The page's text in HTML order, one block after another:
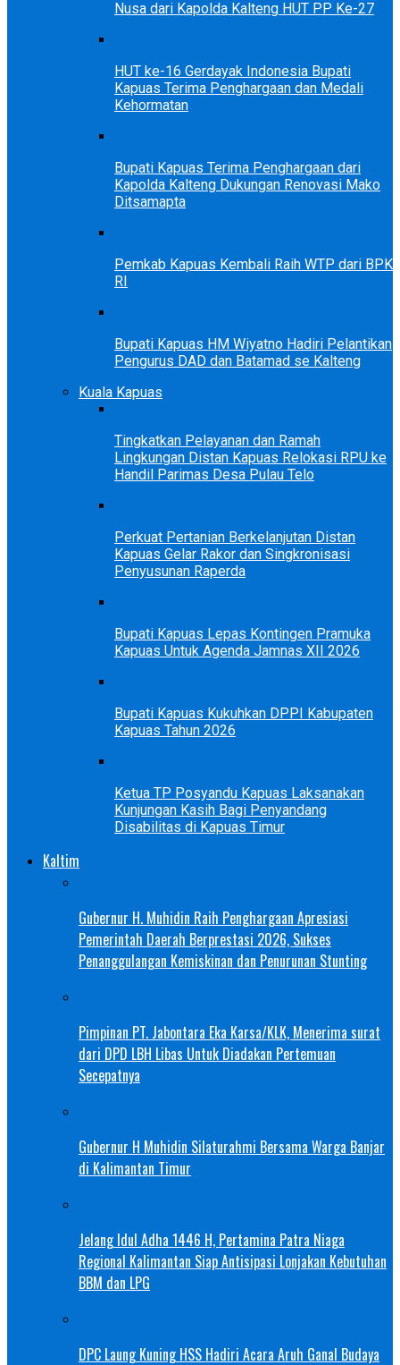
Nusa dari Kapolda Kalteng HUT PP Ke-27
HUT ke-16 Gerdayak Indonesia Bupati
Kapuas Terima Penghargaan dan Medali
Kehormatan
Bupati Kapuas Terima Penghargaan dari
Kapolda Kalteng Dukungan Renovasi Mako
Ditsamapta
Pemkab Kapuas Kembali Raih WTP dari BPK
RI
Bupati Kapuas HM Wiyatno Hadiri Pelantikan
Pengurus DAD dan Batamad se Kalteng
Kuala Kapuas
Tingkatkan Pelayanan dan Ramah
Lingkungan Distan Kapuas Relokasi RPU ke
Handil Parimas Desa Pulau Telo
Perkuat Pertanian Berkelanjutan Distan
Kapuas Gelar Rakor dan Singkronisasi
Penyusunan Raperda
Bupati Kapuas Lepas Kontingen Pramuka
Kapuas Untuk Agenda Jamnas XII 2026
Bupati Kapuas Kukuhkan DPPI Kabupaten
Kapuas Tahun 2026
Ketua TP Posyandu Kapuas Laksanakan
Kunjungan Kasih Bagi Penyandang
Disabilitas di Kapuas Timur
Kaltim
Gubernur H. Muhidin Raih Penghargaan Apresiasi
Pemerintah Daerah Berprestasi 2026, Sukses
Penanggulangan Kemiskinan dan Penurunan Stunting
Pimpinan PT. Jabontara Eka Karsa/KLK, Menerima surat
dari DPD LBH Libas Untuk Diadakan Pertemuan
Secepatnya
Gubernur H Muhidin Silaturahmi Bersama Warga Banjar
di Kalimantan Timur
Jelang Idul Adha 1446 H, Pertamina Patra Niaga
Regional Kalimantan Siap Antisipasi Lonjakan Kebutuhan
BBM dan LPG
DPC Laung Kuning HSS Hadiri Acara Aruh Ganal Budaya